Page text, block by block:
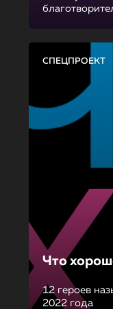
СПЕЦПРОЕКТ
Что
12 героев
2022 года